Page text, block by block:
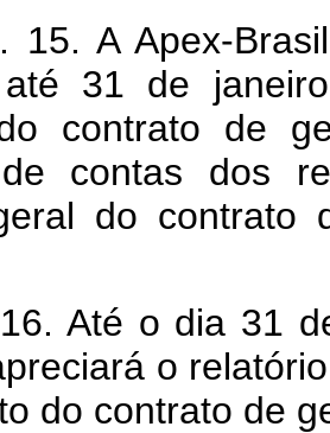
Apex-Brasil
até 31 de
contrato de
contas dos
do contrato
o dia 31 de
o
do contrato de